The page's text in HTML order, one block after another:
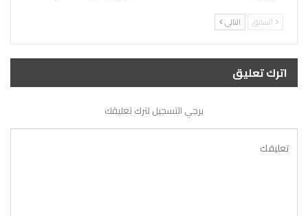
السابق التالي
اترك تعليق
يرجي التسجيل لترك تعليقك